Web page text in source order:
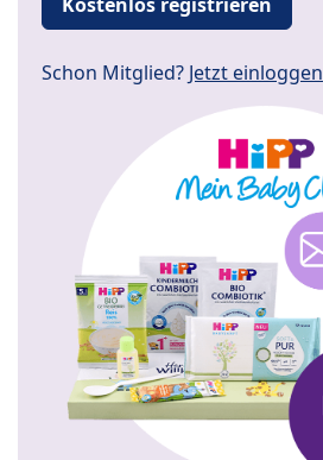
Schon Mitglied? Jetzt einloggen